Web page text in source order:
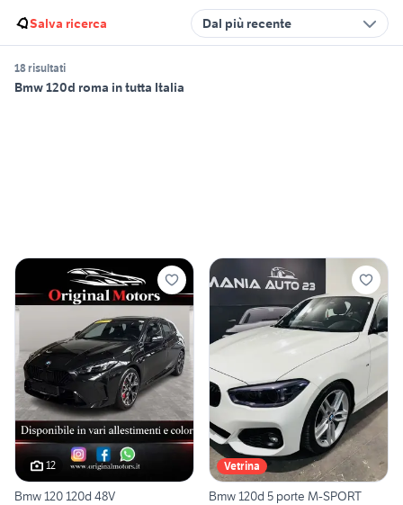
Salva ricerca Dal più recente
18 risultati
Bmw 120d roma in tutta Italia
12
Bmw 120 120d 48V
Vetrina
Bmw 120d 5 porte M-SPORT